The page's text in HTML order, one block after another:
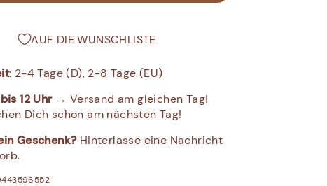
AUF DIE WUNSCHLISTE
: 2-4 Tage (D), 2-8 Tage (EU)
12 Uhr→ Versand am gleichen Tag!
Dich schon am nächsten Tag!
Geschenk? Hinterlasse eine Nachricht